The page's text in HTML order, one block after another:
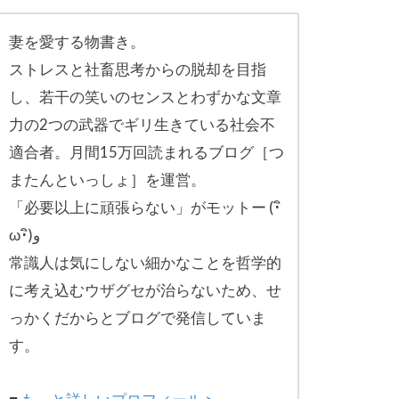
妻を愛する物書き。
ストレスと社畜思考からの脱却を目指
し、 若干の笑いのセンスとわずかな文章
力の2つの武器でギリ生きている社会不
適合者。月間15万回読まれるブログ［つ
またんといっしょ］を運営。
「必要以上に頑張らない」がモットー (･ิ
ω･ิ)و
常識人は気にしない細かなことを哲学的
に考え込むウザグセが治らないため、せ
っかくだからとブログで発信していま
す。